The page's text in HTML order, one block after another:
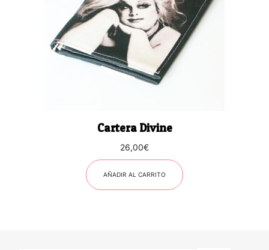
Cartera Divine
26,00€
AÑADIR AL CARRITO